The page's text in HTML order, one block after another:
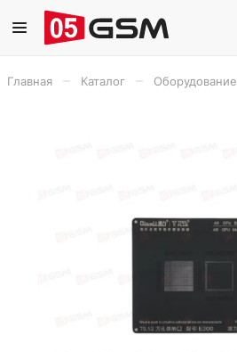
Главная Каталог Оборудование